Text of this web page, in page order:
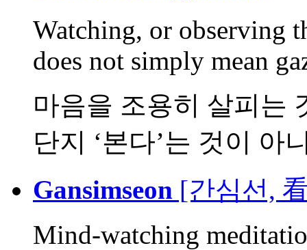
Watching, or observing
does not simply mean
마음을 조용히 살피는
단지 ‘본다’는 것이 아
Gansimseon [간심선,
Mind-watching